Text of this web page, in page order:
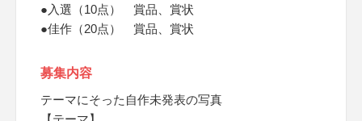
●入選（10点） 賞品、賞状
●佳作（20点） 賞品、賞状
募集内容
テーマにそった自作未発表の写真